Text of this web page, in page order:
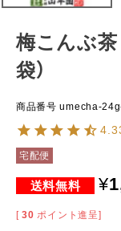
梅こんぶ茶
袋）
商品番号 umecha-
宅配便
¥
[ 30 ポイント進呈]